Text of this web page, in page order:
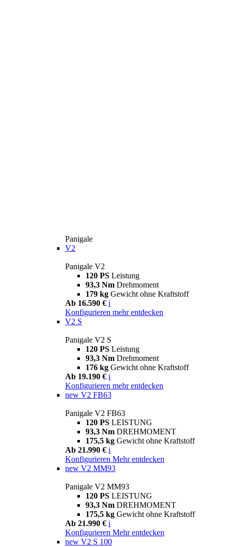
Panigale
V2
Panigale V2
120 PS Leistung
93,3 Nm Drehmoment
179 kg Gewicht ohne Kraftstoff
Ab 16.590 € i
Konfigurieren mehr entdecken
V2 S
Panigale V2 S
120 PS Leistung
93,3 Nm Drehmoment
176 kg Gewicht ohne Kraftstoff
Ab 19.190 € i
Konfigurieren mehr entdecken
new V2 FB63
Panigale V2 FB63
120 PS LEISTUNG
93,3 Nm DREHMOMENT
175,5 kg Gewicht ohne Kraftstoff
Ab 21.990 € i
Konfigurieren Mehr entdecken
new V2 MM93
Panigale V2 MM93
120 PS LEISTUNG
93,3 Nm DREHMOMENT
175,5 kg Gewicht ohne Kraftstoff
Ab 21.990 € i
Konfigurieren Mehr entdecken
new V2 S 100